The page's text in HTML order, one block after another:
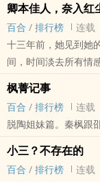
冷属秋也重生了，在
记忆里小糯米团子
己是傻子，不要在怀
顾尘风:我要的是人宠
卿本佳人，奈入红
百合 / 排行榜
连载
十三年前，她见到她
间，时间淡去所有情
枫菁记事
百合 / 排行榜
连载
脱陶姐妹篇。秦枫跟
小三？不存在的
百合 / 排行榜
连载